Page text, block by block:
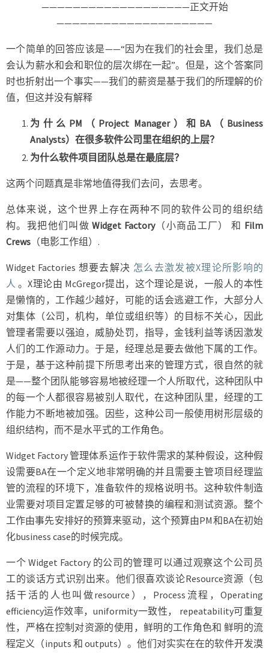
———————————————————正文开始
————————————————————
一个简单的回答应该是——“因为在我们的社会里，我们总是
会认为薪水和会和职位的层次绑在一起”。但是，这个答案同
时也折射出一个事实——我们的薪资是基于我们的所理解的价
值，但这并没有解释
为什么PM（Project Manager）和BA（Business
Analysts）在很多软件公司里在组织的上层？
为什么软件项目团队总是在最底层？
这两个问题真是非常地值得我们去问，去思考。
总体来说，这个世界上存在两种不同的软件公司的组织结
构。我把他们叫做Widget Factory（小商品工厂） 和 Film
Crews （电影工作组）.
Widget Factories 想要去解决 怎么去激发被X理论所影响的
人 。X理论由 McGregor提出，这个理论是说，一般人的本性
是懒惰的，工作越少越好，可能的话会逃避工作，大部分人
对集体（公司，机构，单位或组织等）的目标不关心，因此
管理者需要以强迫，威胁处罚，指导，金钱利益等诱因激发
人们的工作源动力。于是，经理总是要去做他下属的工作。
于是，基于这种前提下所思考出来的管理方式，很自然的就
是——整个团队能够容易地被经理一个人所取代，这种团队中
的每一个人都很容易被别人取代，在这种团队里，经理的工
作能力不断地被加强。因些，这种公司一般使用树形层级的
组织结构，而不是水平式的工作角色。
Widget Factory 管理体系运作于软件需求的某种假设，这种假
设需要BA在一个定义地非常明确的并且需要主管项目经理监
管的流程的环境下，准备软件的规格说明书。这种软件制造
业需要对项目定置足够的可被替换的编程和测试资源。整个
工作由事先安排好的预算来驱动，这个预算由PM和BA在初始
化business case的时候完成。
一个 Widget Factory 的公司的管理可以通过观察这个公司员
工的谈话方式识别出来。他们很喜欢谈论Resource资源（包
括干活的人也叫做resource），Process流程，Operating
efficiency运作效率，uniformity一致性， repeatability可重复
性，严格在控制对资源的使用，鲜明的工作角色和 鲜明的流
程定义（inputs 和 outputs）。他们对实实在在的软件开发漠